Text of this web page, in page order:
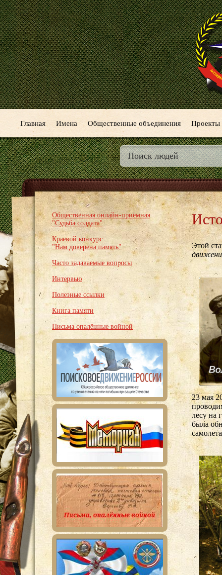
Главная Имена Общественные объединения Проекты
Общественная онлайн-приёмная
"Судьба солдата"
Краевой конкурс
"Нам доверена память"
Часто задаваемые вопросы
Интервью
Полезные ссылки
Книга памяти
Письма опалённые войной
Этой
23 мая
лесу на
была